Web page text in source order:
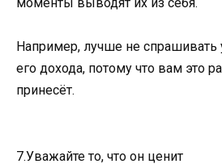
Например, лучше не
его дохода, потому что вам это
принесёт.
7.Уважайте то, что он ценит